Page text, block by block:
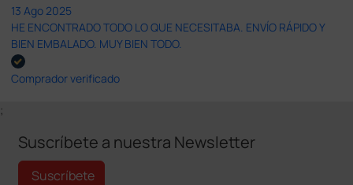
13 Ago 2025
HE ENCONTRADO TODO LO QUE NECESITABA. ENVÍO RÁPIDO Y
BIEN EMBALADO. MUY BIEN TODO.
Comprador verificado
;
Suscríbete a nuestra Newsletter
Suscríbete